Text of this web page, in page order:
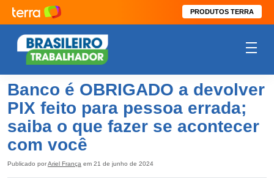
PRODUTOS TERRA
Banco é OBRIGADO a devolver
PIX feito para pessoa errada;
saiba o que fazer se acontecer
com você
Publicado porAriel França em 21 de junho de 2024